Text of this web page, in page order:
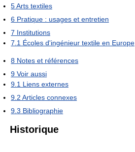
5Arts textiles
6 Pratique : usages et entretien
7 Institutions
7.1 Écoles d'ingénieur textile en Europe
8 Notes et références
9 Voir aussi
9.1 Liens externes
9.2 Articles connexes
9.3 Bibliographie
Historique